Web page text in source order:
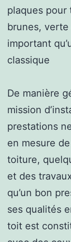
plaques pour
brunes,
important
classique
De manière
mission
prestations
en mesure
toiture,
et des
qu’un bon
ses qualités
toit est